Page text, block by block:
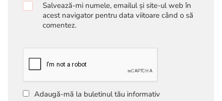
Salvează-mi numele, emailul și site-ul web în
acest navigator pentru data viitoare când o să
comentez.
Adaugă-mă la buletinul tău informativ